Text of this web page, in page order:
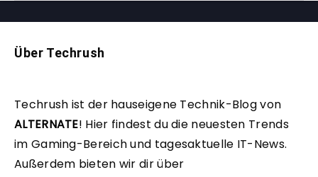
Über Techrush
Techrush ist der hauseigene Technik-Blog von
ALTERNATE! Hier findest du die neuesten Trends
im Gaming-Bereich und tagesaktuelle IT-News.
Außerdem bieten wir dir über